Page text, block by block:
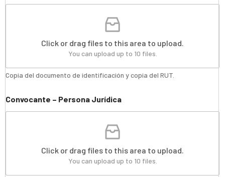
Click or drag files to this area to upload.
You can upload up to 10 files.
Copia del documento de identificación y copia del RUT.
Convocante – Persona Jurídica
Click or drag files to this area to upload.
You can upload up to 10 files.